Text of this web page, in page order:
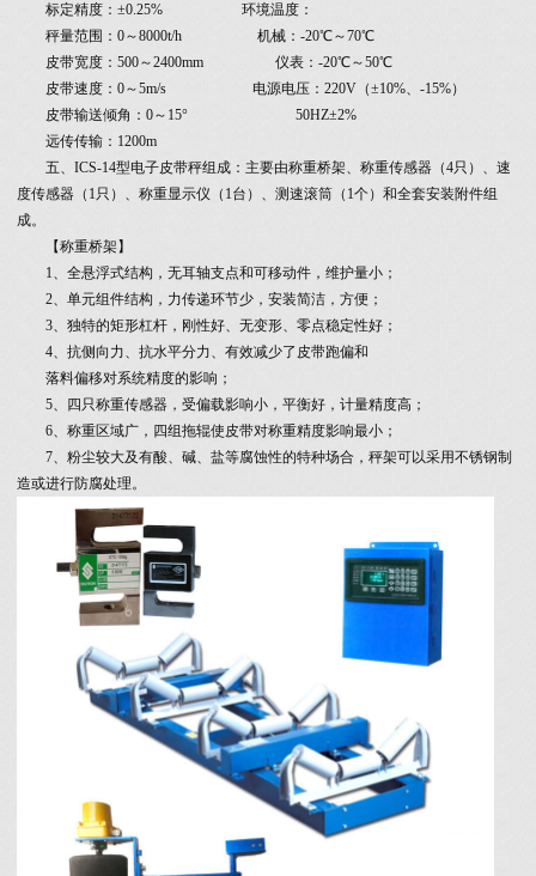
标定精度：±0.25% 环境温度：
秤量范围：0～8000t/h 机械：-20℃～70℃
皮带宽度：500～2400mm 仪表：-20℃～50℃
皮带速度：0～5m/s 电源电压：220V（±10%、-15%）
皮带输送倾角：0～15° 50HZ±2%
远传传输：1200m
五、ICS-14型电子皮带秤组成：主要由称重桥架、称重传感器（4只）、速
度传感器（1只）、称重显示仪（1台）、测速滚筒（1个）和全套安装附件组
成。
【称重桥架】
1、全悬浮式结构，无耳轴支点和可移动件，维护量小；
2、单元组件结构，力传递环节少，安装简洁，方便；
3、独特的矩形杠杆，刚性好、无变形、零点稳定性好；
4、抗侧向力、抗水平分力、有效减少了皮带跑偏和
落料偏移对系统精度的影响；
5、四只称重传感器，受偏载影响小，平衡好，计量精度高；
6、称重区域广，四组拖辊使皮带对称重精度影响最小；
7、粉尘较大及有酸、碱、盐等腐蚀性的特种场合，秤架可以采用不锈钢制
造或进行防腐处理。